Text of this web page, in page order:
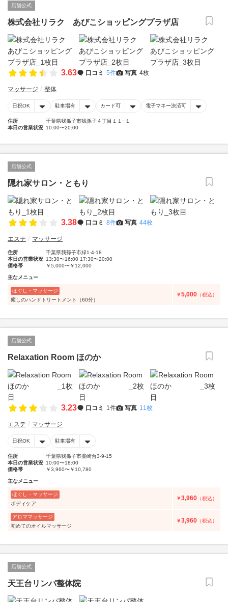
店舗公式
株式会社リラク あびこショッピングプラザ店
3.63 口コミ 5件 写真 4枚
マッサージ 整体
日祝OK 駐車場有 カード可 電子マネー決済可
住所
千葉県我孫子市我孫子４丁目１１−１
本日の営業状況 10:00〜20:00
店舗公式
隠れ家サロン・ともり
3.38 口コミ 8件 写真 44枚
エステ マッサージ
住所
千葉県我孫子市緑1-4-18
本日の営業状況 13:30〜16:00 17:30〜20:00
価格帯
￥5,000〜￥12,000
主なメニュー
ほぐし・マッサージ
癒しのハンドトリートメント（60分）
￥5,000 （税込）
店舗公式
Relaxation Room ほのか
3.23 口コミ 1件 写真 11枚
エステ マッサージ
日祝OK 駐車場有
住所
千葉県我孫子市柴崎台3-9-15
本日の営業状況 10:00〜18:00
価格帯
￥3,960〜￥10,780
主なメニュー
ほぐし・マッサージ
ボディケア
￥3,960 （税込）
アロママッサージ
初めてのオイルマッサージ
￥3,960 （税込）
店舗公式
天王台リンパ整体院